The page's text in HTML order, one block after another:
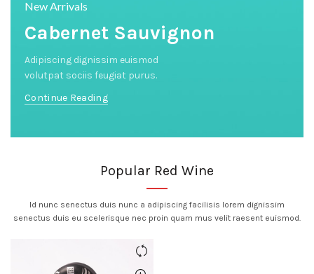
New Arrivals
Cabernet Sauvignon
Adipiscing dignissim euismod
volutpat sociis feugiat purus.
Continue Reading
Popular Red Wine
Id nunc senectus duis nunc a adipiscing facilisis lorem dignissim
senectus duis eu scelerisque nec proin quam mus velit raesent euismod.